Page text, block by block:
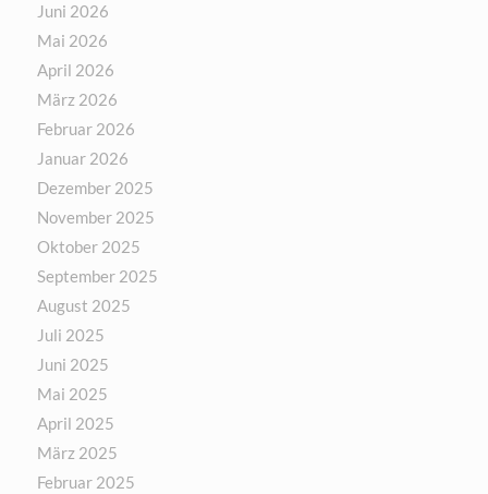
Juni 2026
Mai 2026
April 2026
März 2026
Februar 2026
Januar 2026
Dezember 2025
November 2025
Oktober 2025
September 2025
August 2025
Juli 2025
Juni 2025
Mai 2025
April 2025
März 2025
Februar 2025